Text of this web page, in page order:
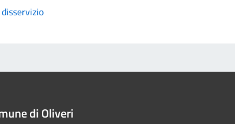
di Oliveri